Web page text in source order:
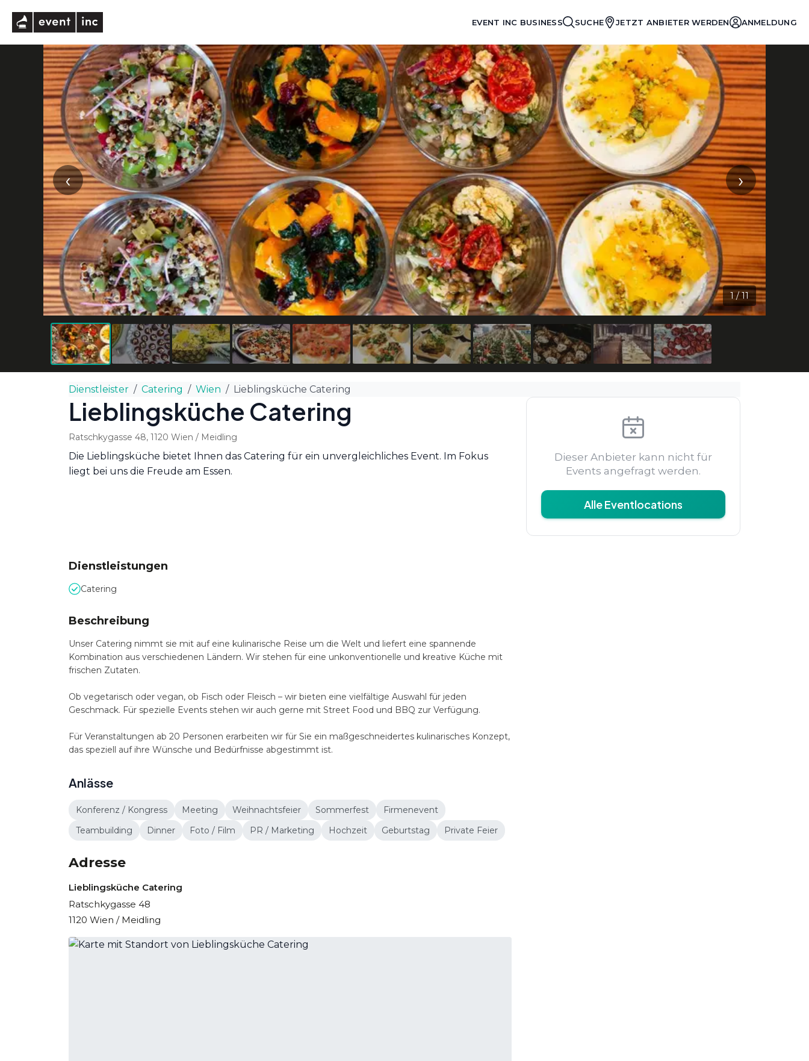
EVENT INC BUSINESS SUCHE JETZT ANBIETER WERDEN ANMELDUNG
‹ ›
1/11
Dienstleister Catering Wien Lieblingsküche Catering
Lieblingsküche Catering
Ratschkygasse 48, 1120 Wien / Meidling
Die Lieblingsküche bietet Ihnen das Catering für ein unvergleichliches Event. Im Fokus
liegt bei uns die Freude am Essen.
Dieser Anbieter kann nicht für
Events angefragt werden.
Alle Eventlocations
Dienstleistungen
Catering
Beschreibung
Unser Catering nimmt sie mit auf eine kulinarische Reise um die Welt und liefert eine spannende
Kombination aus verschiedenen Ländern. Wir stehen für eine unkonventionelle und kreative Küche mit
frischen Zutaten.
Ob vegetarisch oder vegan, ob Fisch oder Fleisch – wir bieten eine vielfältige Auswahl für jeden
Geschmack. Für spezielle Events stehen wir auch gerne mit Street Food und BBQ zur Verfügung.
Für Veranstaltungen ab 20 Personen erarbeiten wir für Sie ein maßgeschneidertes kulinarisches Konzept,
das speziell auf ihre Wünsche und Bedürfnisse abgestimmt ist.
Anlässe
Konferenz / Kongress Meeting Weihnachtsfeier Sommerfest
Firmenevent
Teambuilding
Dinner Foto / Film PR / Marketing Hochzeit Geburtstag Private Feier
Adresse
Lieblingsküche Catering
Ratschkygasse 48
1120 Wien / Meidling